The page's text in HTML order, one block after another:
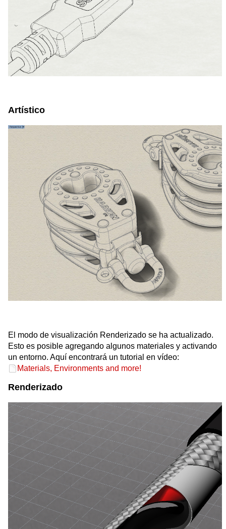
Artístico
El modo de visualización Renderizado se ha actualizado.
Esto es posible agregando algunos materiales y activando
un entorno. Aquí encontrará un tutorial en vídeo:
Materials, Environments and more!
Renderizado